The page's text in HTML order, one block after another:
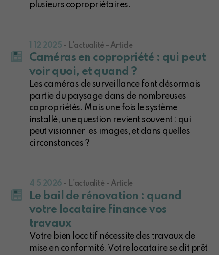
plusieurs copropriétaires.
1 12 2025 - L'actualité - Article
Caméras en copropriété : qui peut
voir quoi, et quand ?
Les caméras de surveillance font désormais
partie du paysage dans de nombreuses
copropriétés. Mais une fois le système
installé, une question revient souvent : qui
peut visionner les images, et dans quelles
circonstances ?
4 5 2026 - L'actualité - Article
Le bail de rénovation : quand
votre locataire finance vos
travaux
Votre bien locatif nécessite des travaux de
mise en conformité. Votre locataire se dit prêt